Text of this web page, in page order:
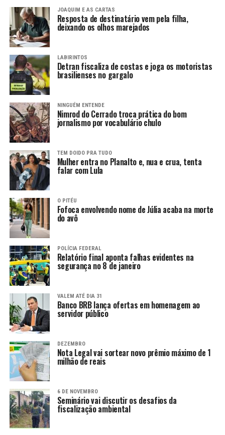
JOAQUIM E AS CARTAS
Resposta de destinatário vem pela filha,
deixando os olhos marejados
LABIRINTOS
Detran fiscaliza de costas e joga os motoristas
brasilienses no gargalo
NINGUÉM ENTENDE
Nimrod do Cerrado troca prática do bom
jornalismo por vocabulário chulo
TEM DOIDO PRA TUDO
Mulher entra no Planalto e, nua e crua, tenta
falar com Lula
O PITÉU
Fofoca envolvendo nome de Júlia acaba na morte
do avô
POLÍCIA FEDERAL
Relatório final aponta falhas evidentes na
segurança no 8 de janeiro
VALEM ATÉ DIA 31
Banco BRB lança ofertas em homenagem ao
servidor público
DEZEMBRO
Nota Legal vai sortear novo prêmio máximo de 1
milhão de reais
6 DE NOVEMBRO
Seminário vai discutir os desafios da
fiscalização ambiental